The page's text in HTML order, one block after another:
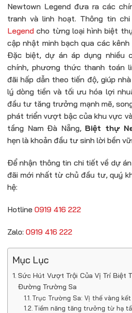
Newtown Legend đưa ra các
tranh và linh hoạt. Thông tin
Legend cho từng loại hình biệt
cập nhật minh bạch qua các
Đặc biệt, dự án áp dụng nhiều
chính, phương thức thanh toán
đãi hấp dẫn theo tiến độ, giúp
lý dòng tiền và tối ưu hóa lợi
đầu tư tăng trưởng mạnh mẽ,
phát triển vượt bậc của khu vực
tầng Nam Đà Nẵng, Biệt thự
hẹn là khoản đầu tư sinh lời bền
Để nhận thông tin chi tiết về dự
đãi mới nhất từ chủ đầu tư, quý
hệ:
Hotline 0919 416 222
Zalo: 0919 416 222
Mục Lục
Sức Hút Vượt Trội Của Vị Trí Biệt
Đường Trường Sa
Trục Trường Sa: Vị thế vàng
Tiềm năng tăng trưởng từ hạ